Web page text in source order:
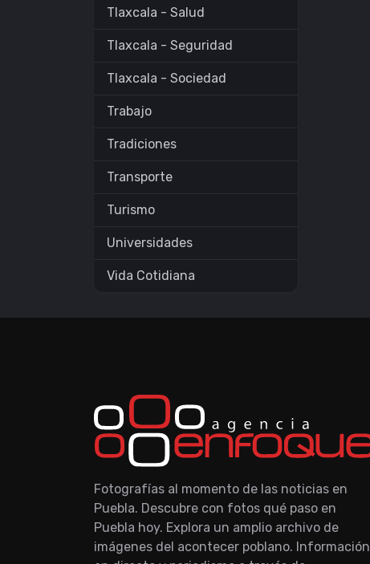
Tlaxcala - Salud
Tlaxcala - Seguridad
Tlaxcala - Sociedad
Trabajo
Tradiciones
Transporte
Turismo
Universidades
Vida Cotidiana
Fotografías al momento de las noticias en
Puebla. Descubre con fotos qué paso en
Puebla hoy. Explora un amplio archivo de
imágenes del acontecer poblano. Información